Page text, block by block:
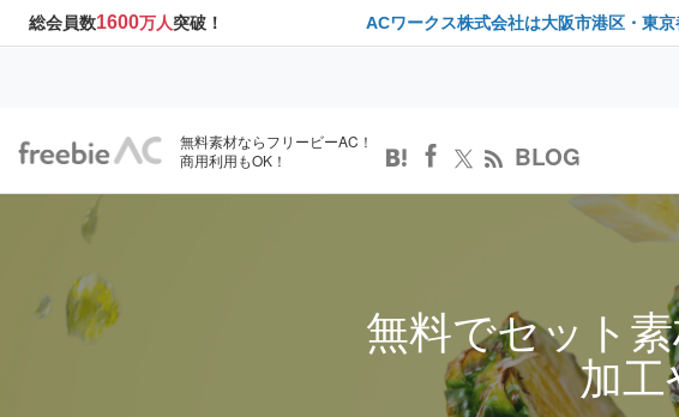
総会員数1600万人突破！ ACワークス株式会社は大阪市港区・東
無料素材ならフリービーAC！
商用利用もOK！
BLOG
無料でセット
加